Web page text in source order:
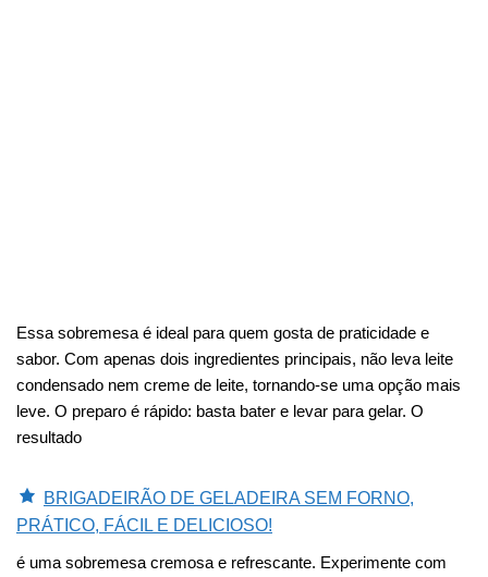
Essa sobremesa é ideal para quem gosta de praticidade e
sabor. Com apenas dois ingredientes principais, não leva leite
condensado nem creme de leite, tornando-se uma opção mais
leve. O preparo é rápido: basta bater e levar para gelar. O
resultado
BRIGADEIRÃO DE GELADEIRA SEM FORNO,
PRÁTICO, FÁCIL E DELICIOSO!
é uma sobremesa cremosa e refrescante. Experimente com